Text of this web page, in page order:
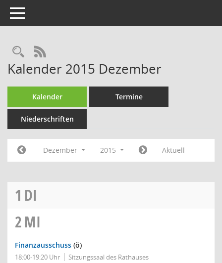
Toggle navigation
RSS-Feed
Kalender 2015 Dezember
Kalender Termine
Niederschriften
Dezember 2015 Aktuell
1 DI
2MI
Finanzausschuss (ö)
18:00-19:20 Uhr Sitzungssaal des Rathauses